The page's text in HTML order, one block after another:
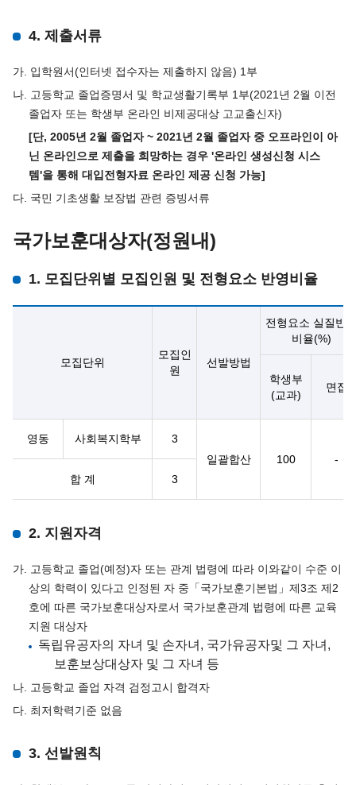
4. 제출서류
가. 입학원서(인터넷 접수자는 제출하지 않음) 1부
나. 고등학교 졸업증명서 및 학교생활기록부 1부(2021년 2월 이전
졸업자 또는 학생부 온라인 비제공대상 고교출신자)
[단, 2005년 2월 졸업자 ~ 2021년 2월 졸업자 중 오프라인이 아
닌 온라인으로 제출을 희망하는 경우 '온라인 생성신청 시스
템'을 통해 대입전형자료 온라인 제공 신청 가능]
다. 국민 기초생활 보장법 관련 증빙서류
국가보훈대상자(정원내)
1. 모집단위별 모집인원 및 전형요소 반영비율
모집단위
모집인
원
선발방법
전형요소 실질반
비율(%)
학생부
(교과)
면접
영동 사회복지학부
3
일괄합산
100
-
합 계
3
2. 지원자격
가. 고등학교 졸업(예정)자 또는 관계 법령에 따라 이와같이 수준 이
상의 학력이 있다고 인정된 자 중「국가보훈기본법」제3조 제2
호에 따른 국가보훈대상자로서 국가보훈관계 법령에 따른 교육
지원 대상자
독립유공자의 자녀 및 손자녀, 국가유공자및 그 자녀,
보훈보상대상자 및 그 자녀 등
나. 고등학교 졸업 자격 검정고시 합격자
다. 최저학력기준 없음
3. 선발원칙